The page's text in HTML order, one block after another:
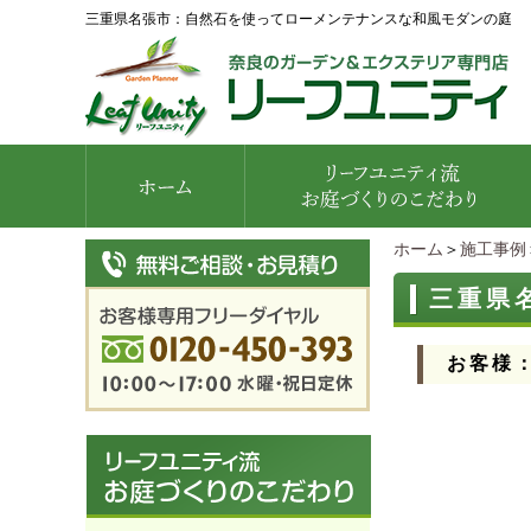
三重県名張市：自然石を使ってローメンテナンスな和風モダンの庭
ホーム ＞ 施工事例
三重県
お客様